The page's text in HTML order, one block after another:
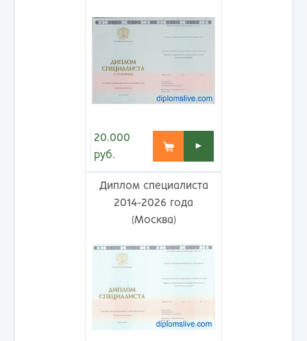
20.000
руб.
►
Диплом специалиста
2014-2026 года
(Москва)